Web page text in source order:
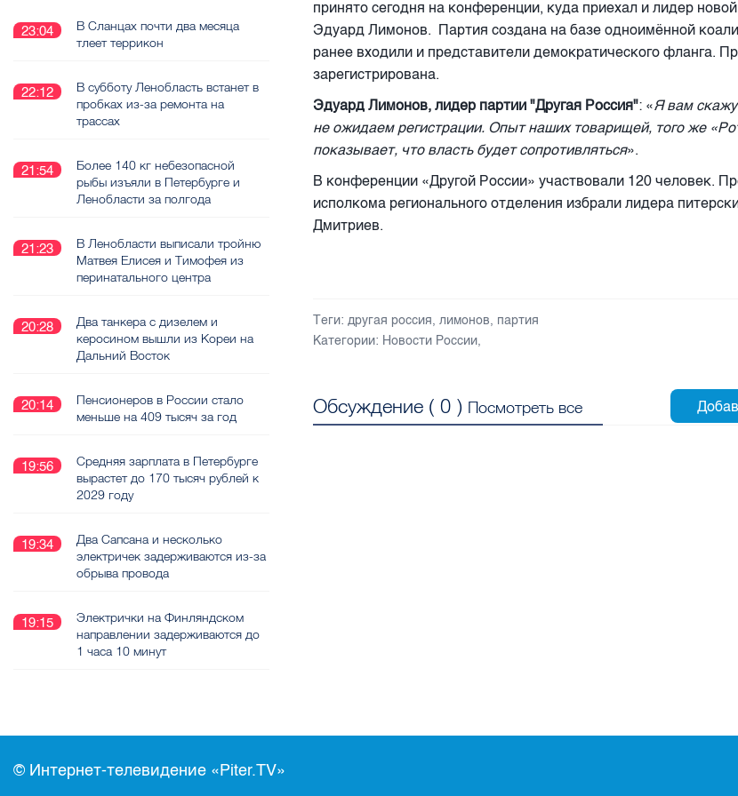
принято сегодня на конференции, куда приехал и лидер
Эдуард Лимонов. Партия создана на базе одноимённой
ранее входили и представители демократического фланга.
зарегистрирована.
Эдуард Лимонов, лидер партии "Другая Россия": «Я вам
не ожидаем регистрации. Опыт наших товарищей, того же
показывает, что власть будет сопротивляться».
В конференции «Другой России» участвовали 120 человек.
исполкома регионального отделения избрали лидера
Дмитриев.
Теги: другая россия,лимонов, партия
Категории: Новости России,
Обсуждение (0 ) Посмотреть все
23:04
В Сланцах почти два месяца
тлеет террикон
22:12
В субботу Ленобласть встанет в
пробках из-за ремонта на
трассах
21:54
Более 140 кг небезопасной
рыбы изъяли в Петербурге и
Ленобласти за полгода
21:23
В Ленобласти выписали тройню
Матвея Елисея и Тимофея из
перинатального центра
20:28
Два танкера с дизелем и
керосином вышли из Кореи на
Дальний Восток
20:14
Пенсионеров в России стало
меньше на 409 тысяч за год
19:56
Средняя зарплата в Петербурге
вырастет до 170 тысяч рублей к
2029 году
19:34
Два Сапсана и несколько
электричек задерживаются из-за
обрыва провода
19:15
Электрички на Финляндском
направлении задерживаются до
1 часа 10 минут
© Интернет-телевидение «Piter.TV»